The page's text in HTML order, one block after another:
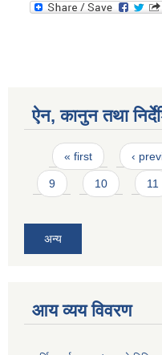
ऐन, कानुन तथा
Pages
« first ‹
9 10 11
अन्य
आय व्यय विवरण